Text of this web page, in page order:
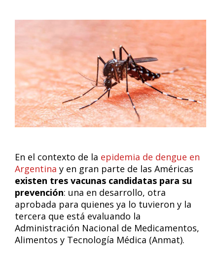
En el contexto de la epidemia de dengue en
Argentina y en gran parte de las Américas
existen tres vacunas candidatas para su
prevención: una en desarrollo, otra
aprobada para quienes ya lo tuvieron y la
tercera que está evaluando la
Administración Nacional de Medicamentos,
Alimentos y Tecnología Médica (Anmat).